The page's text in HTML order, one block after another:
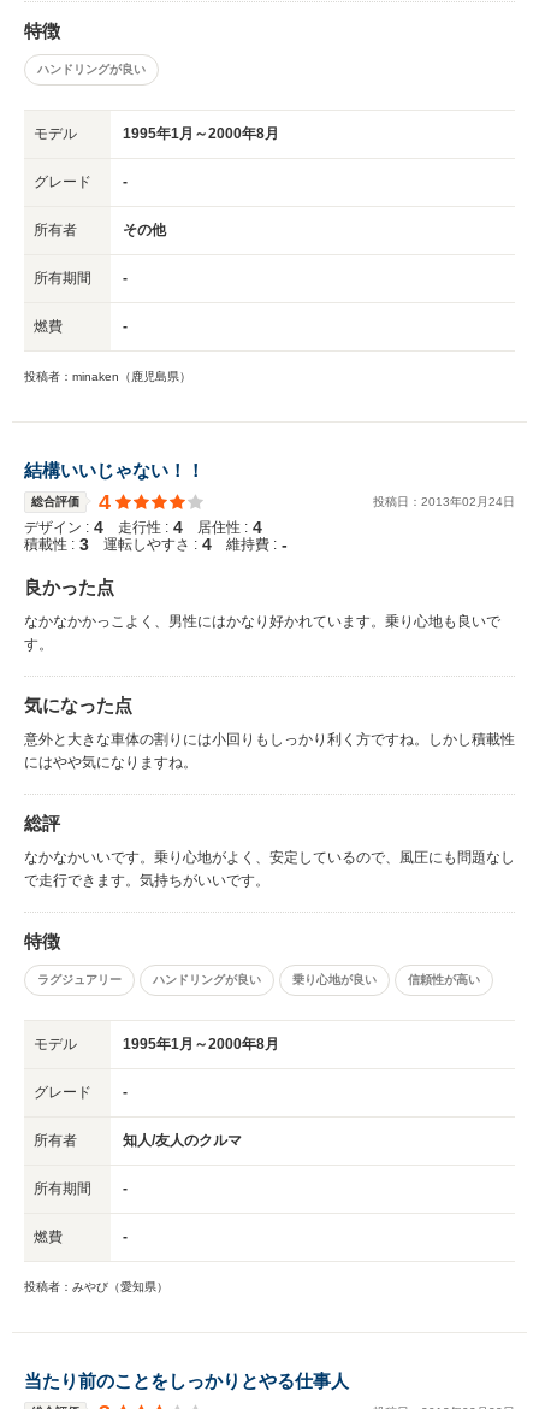
特徴
ハンドリングが良い
モデル 1995年1月～2000年8月
グレード -
所有者 その他
所有期間 -
燃費 -
投稿者：minaken（鹿児島県）
結構いいじゃない！！
総合評価 4 投稿日： 2013年02 月24日
デザイン : 4 走行性 : 4 居住性 : 4
積載性 : 3 運転しやすさ : 4 維持費 : -
良かった点
なかなかかっこよく、男性にはかなり好かれています。乗り心地も良いで
す。
気になった点
意外と大きな車体の割りには小回りもしっかり利く方ですね。しかし積載性
にはやや気になりますね。
総評
なかなかいいです。乗り心地がよく、安定しているので、風圧にも問題なし
で走行できます。気持ちがいいです。
特徴
ラグジュアリー ハンドリングが良い 乗り心地が良い 信頼性が高い
モデル 1995年1月～2000年8月
グレード -
所有者 知人/友人のクルマ
所有期間 -
燃費 -
投稿者：みやび（愛知県）
当たり前のことをしっかりとやる仕事人